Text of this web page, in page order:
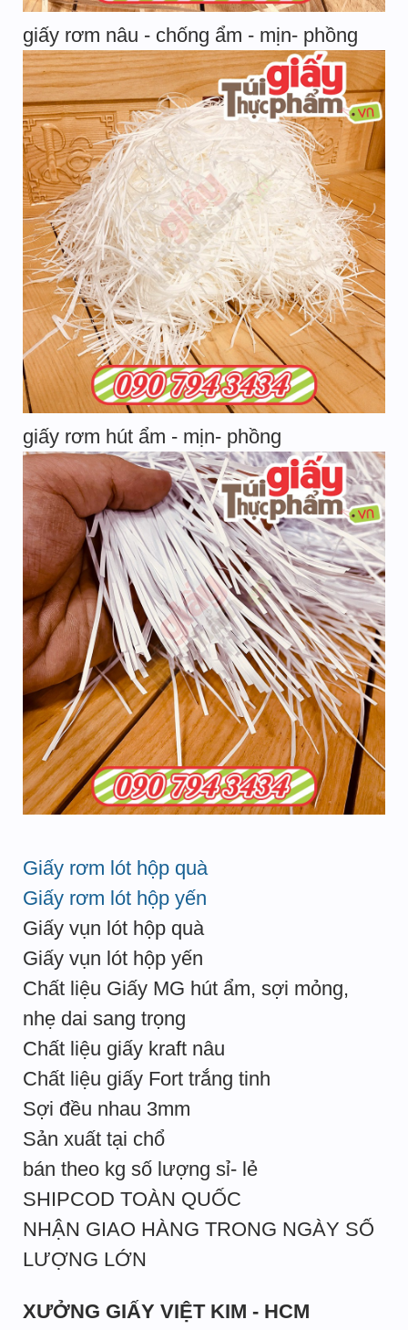
giấy rơm nâu - chống ẩm - mịn- phồng
giấy rơm hút ẩm - mịn- phồng
Giấy rơm lót hộp quà
Giấy rơm lót hộp yến
Giấy vụn lót hộp quà
Giấy vụn lót hộp yến
Chất liệu Giấy MG hút ẩm, sợi mỏng,
nhẹ dai sang trọng
Chất liệu giấy kraft nâu
Chất liệu giấy Fort trắng tinh
Sợi đều nhau 3mm
Sản xuất tại chổ
bán theo kg số lượng sỉ- lẻ
SHIPCOD TOÀN QUỐC
NHẬN GIAO HÀNG TRONG NGÀY SỐ
LƯỢNG LỚN
XƯỞNG GIẤY VIỆT KIM - HCM